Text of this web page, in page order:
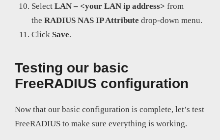
Select LAN – <your LAN ip address> from
the RADIUS NAS IP Attribute drop-down menu.
Click Save.
Testing our basic
FreeRADIUS configuration
Now that our basic configuration is complete, let’s test
FreeRADIUS to make sure everything is working.